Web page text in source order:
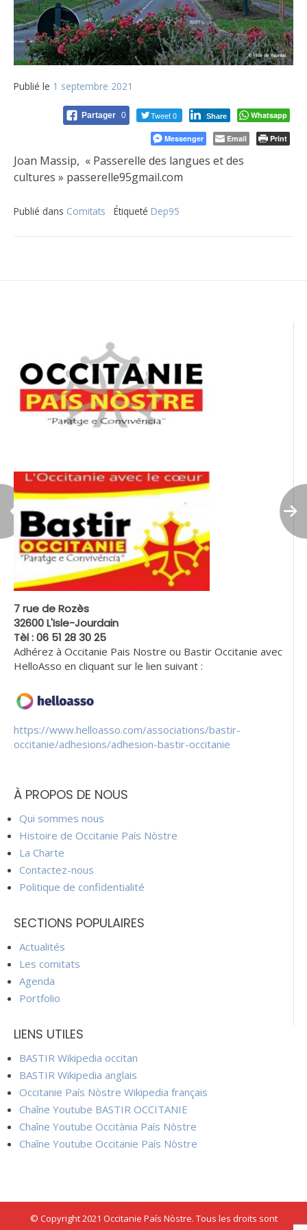
Publié le 1 septembre 2021
Partager 0 Tweet 0 Share Whatsapp
Messenger Email Print
Joan Massip, « Passerelle des langues et des
cultures » passerelle95gmail.com
Publié dans Comitats Étiqueté Dep95
7 rue de Rozès
32600 L'Isle-Jourdain
Tèl : 06 51 28 30 25
Adhérez à Occitanie Pais Nostre ou Bastir Occitanie avec
HelloAsso en cliquant sur le lien suivant :
https://www.helloasso.com/associations/bastir-
occitanie/adhesions/adhesion-bastir-occitanie
À PROPOS DE NOUS
Qui sommes nous
Histoire de Occitanie País Nòstre
La Charte
Contactez-nous
Politique de confidentialité
SECTIONS POPULAIRES
Actualités
Les comitats
Agenda
Portfolio
LIENS UTILES
BASTIR Wikipedia occitan
BASTIR Wikipedia anglais
Occitanie País Nòstre Wikipedia français
Chaîne Youtube BASTIR OCCITANIE
Chaîne Youtube Occitània País Nòstre
Chaîne Youtube Occitanie País Nòstre
© Copyright 2021 Occitanie País Nòstre. Tous les droits sont